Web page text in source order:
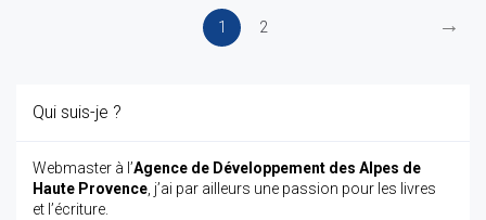
1 2 →
Qui suis-je ?
Webmaster à l’Agence de Développement des Alpes de
Haute Provence, j’ai par ailleurs une passion pour les livres
et l’écriture.